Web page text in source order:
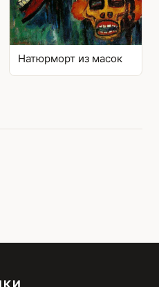
Натюрморт из масок